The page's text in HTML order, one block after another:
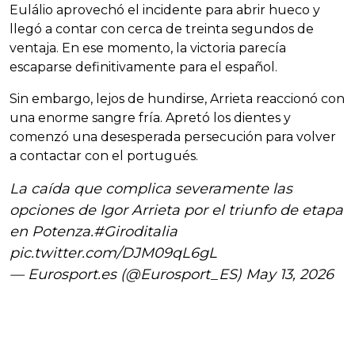
Eulálio aprovechó el incidente para abrir hueco y
llegó a contar con cerca de treinta segundos de
ventaja. En ese momento, la victoria parecía
escaparse definitivamente para el español.
Sin embargo, lejos de hundirse, Arrieta reaccionó con
una enorme sangre fría. Apretó los dientes y
comenzó una desesperada persecución para volver
a contactar con el portugués.
La caída que complica severamente las
opciones de Igor Arrieta por el triunfo de etapa
en Potenza.#Giroditalia
pic.twitter.com/DJM09qL6gL
— Eurosport.es (@Eurosport_ES) May 13, 2026